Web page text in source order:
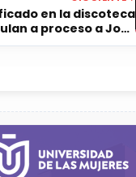
en la discoteca
a proceso a José
Diego "N"